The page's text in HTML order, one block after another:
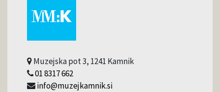
Muzejska pot 3, 1241 Kamnik
01 8317 662
info@muzejkamnik.si